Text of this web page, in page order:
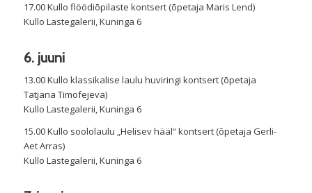
17.00 Kullo flöödiõpilaste kontsert (õpetaja Maris Lend)
Kullo Lastegalerii, Kuninga 6
6. juuni
13.00 Kullo klassikalise laulu huviringi kontsert (õpetaja
Tatjana Timofejeva)
Kullo Lastegalerii, Kuninga 6
15.00 Kullo soololaulu „Helisev hääl“ kontsert (õpetaja Gerli-
Aet Arras)
Kullo Lastegalerii, Kuninga 6